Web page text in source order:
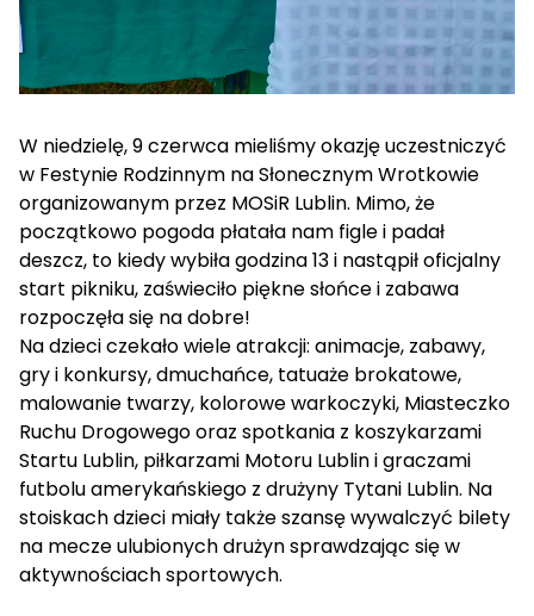
W niedzielę, 9 czerwca mieliśmy okazję uczestniczyć
w Festynie Rodzinnym na Słonecznym Wrotkowie
organizowanym przez MOSiR Lublin. Mimo, że
początkowo pogoda płatała nam figle i padał
deszcz, to kiedy wybiła godzina 13 i nastąpił oficjalny
start pikniku, zaświeciło piękne słońce i zabawa
rozpoczęła się na dobre!
Na dzieci czekało wiele atrakcji: animacje, zabawy,
gry i konkursy, dmuchańce, tatuaże brokatowe,
malowanie twarzy, kolorowe warkoczyki, Miasteczko
Ruchu Drogowego oraz spotkania z koszykarzami
Startu Lublin, piłkarzami Motoru Lublin i graczami
futbolu amerykańskiego z drużyny Tytani Lublin. Na
stoiskach dzieci miały także szansę wywalczyć bilety
na mecze ulubionych drużyn sprawdzając się w
aktywnościach sportowych.